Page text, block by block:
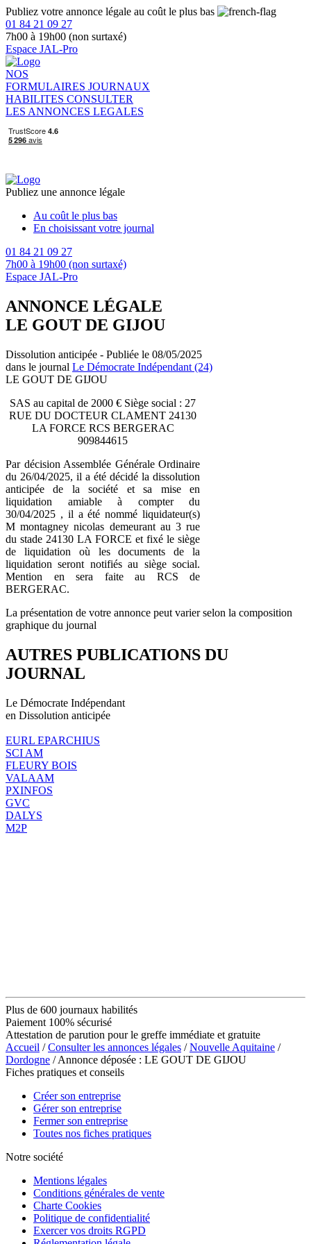
Publiez votre annonce légale au coût le plus bas
01 84 21 09 27
7h00 à 19h00 (non surtaxé)
Espace JAL-Pro
NOS
FORMULAIRES JOURNAUX
HABILITES CONSULTER
LES ANNONCES LEGALES
Publiez une annonce légale
Au coût le plus bas
En choisissant votre journal
01 84 21 09 27
7h00 à 19h00 (non surtaxé)
Espace JAL-Pro
ANNONCE LÉGALE
LE GOUT DE GIJOU
Dissolution anticipée - Publiée le 08/05/2025
dans le journal Le Démocrate Indépendant (24)
LE GOUT DE GIJOU
SAS au capital de 2000 € Siège social : 27
RUE DU DOCTEUR CLAMENT 24130
LA FORCE RCS BERGERAC
909844615
Par décision Assemblée Générale Ordinaire
du 26/04/2025, il a été décidé la dissolution
anticipée de la société et sa mise en
liquidation amiable à compter du
30/04/2025 , il a été nommé liquidateur(s)
M montagney nicolas demeurant au 3 rue
du stade 24130 LA FORCE et fixé le siège
de liquidation où les documents de la
liquidation seront notifiés au siège social.
Mention en sera faite au RCS de
BERGERAC.
La présentation de votre annonce peut varier selon la composition
graphique du journal
AUTRES PUBLICATIONS DU
JOURNAL
Le Démocrate Indépendant
en Dissolution anticipée
EURL EPARCHIUS
SCI AM
FLEURY BOIS
VALAAM
PXINFOS
GVC
DALYS
M2P
Plus de 600 journaux habilités
Paiement 100% sécurisé
Attestation de parution pour le greffe immédiate et gratuite
Accueil /Consulter les annonces légales /Nouvelle Aquitaine /
Dordogne / Annonce déposée : LE GOUT DE GIJOU
Fiches pratiques et conseils
Créer son entreprise
Gérer son entreprise
Fermer son entreprise
Toutes nos fiches pratiques
Notre société
Mentions légales
Conditions générales de vente
Charte Cookies
Politique de confidentialité
Exercer vos droits RGPD